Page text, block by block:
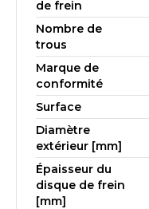
de frein
Nombre de
trous
Marque de
conformité
Surface
Diamètre
extérieur [mm]
Épaisseur du
disque de frein
[mm]